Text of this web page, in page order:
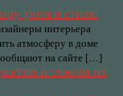
уюта и стиля:
интерьера
атмосферу в доме
на сайте […]